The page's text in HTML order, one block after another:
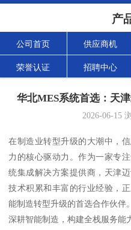
产
公司首页 供应商机
荣誉认证 招聘中心
华北MES系统首选：天
2026-06-15
在制造业转型升级的大潮中，
力的核心驱动力。作为一家专
统集成解决方案提供商，天津
技术积累和丰富的行业经验，
能制造转型升级的首选合作伙伴。
深耕智能制造，构建全栈服务能